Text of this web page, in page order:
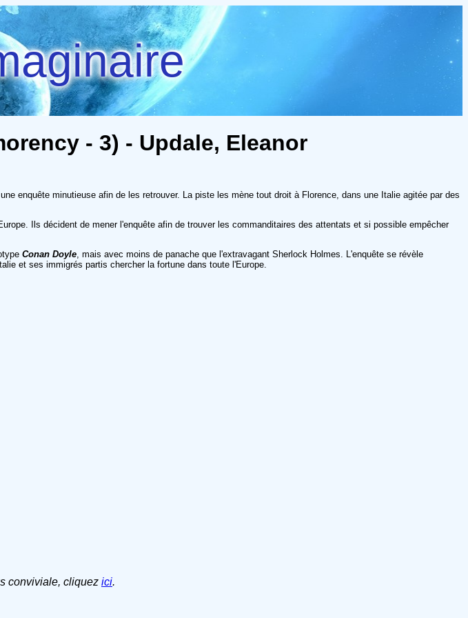
- 3) - Updale, Eleanor
enquête minutieuse afin de les retrouver. La piste les mène tout droit à Florence, dans une Italie agitée par des
Ils décident de mener l'enquête afin de trouver les commanditaires des attentats et si possible empêcher
Conan Doyle , mais avec moins de panache que l'extravagant Sherlock Holmes. L'enquête se révèle
et ses immigrés partis chercher la fortune dans toute l'Europe.
conviviale, cliquez ici.